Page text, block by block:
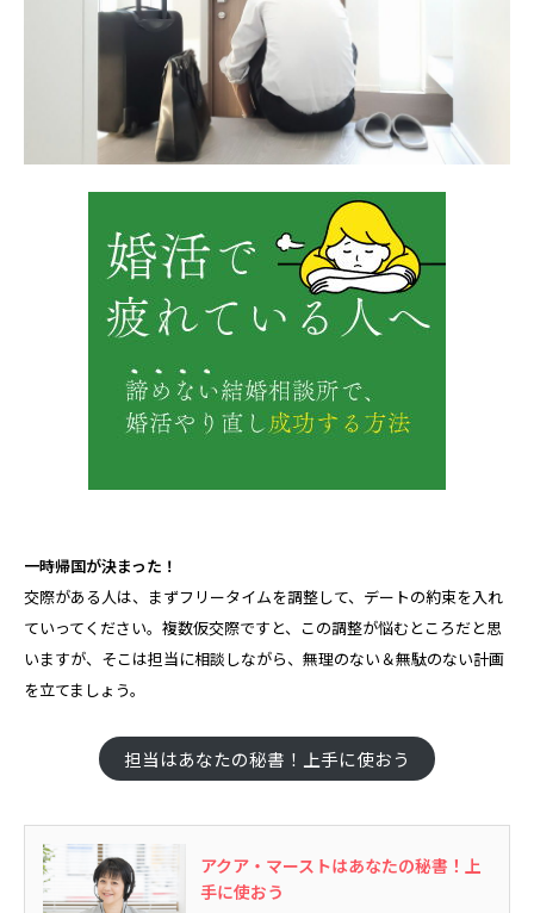
一時帰国が決まった！
交際がある人は、まずフリータイムを調整して、デートの約束を入れ
ていってください。複数仮交際ですと、この調整が悩むところだと思
いますが、そこは担当に相談しながら、無理のない＆無駄のない計画
を立てましょう。
担当はあなたの秘書！上手に使おう
アクア・マーストはあなたの秘書！上
手に使おう